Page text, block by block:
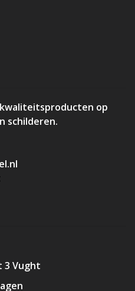
op
schilderen.
3 Vught